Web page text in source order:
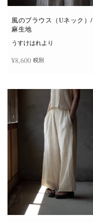
風のブラウス（Uネック）/
麻生地
うすけはれより
¥8,600 税別
の
商
品
に
は
複
数
の
バ
リ
エ
ー
シ
ョ
ン
が
あ
ま